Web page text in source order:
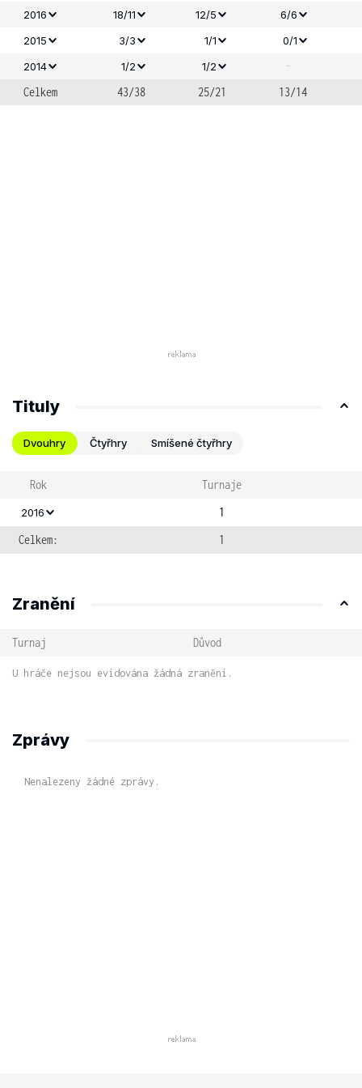
2016
18/11 12/5
6/6
2015
3/3 1/1
0/1
2014
1/2 1/2
-
Celkem
43/38 25/21 13/14
Tituly
Dvouhry Čtyřhry Smíšené čtyřhry
Rok Turnaje
2016
1
Celkem:
1
Zranění
Turnaj Důvod
U hráče nejsou evidována žádná zranění.
Zprávy
Nenalezeny žádné zprávy.